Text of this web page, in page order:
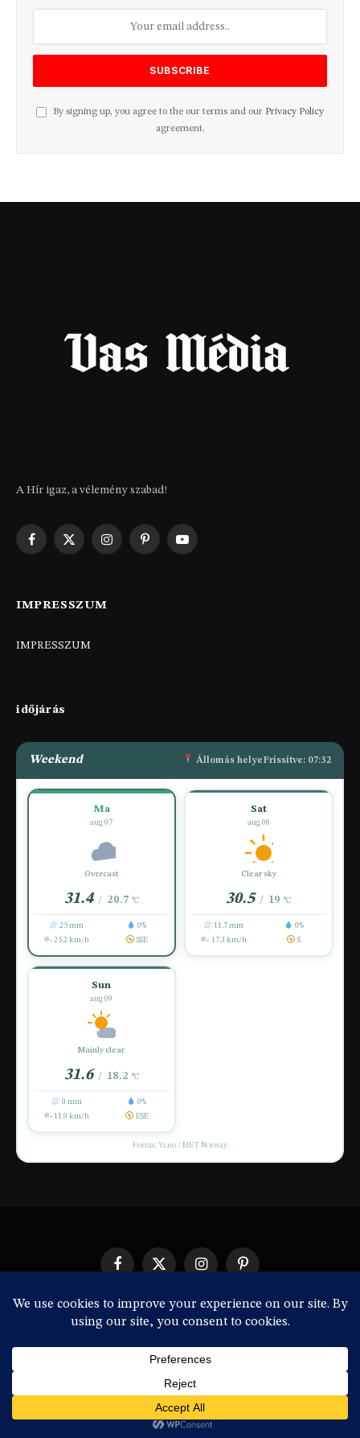
By signing up, you agree to the our terms and our Privacy Policy
agreement.
A Hír igaz, a vélemény szabad!
Facebook
X
InstagramPinterestYouTube
IMPRESSZUM
IMPRESSZUM
időjárás
Weekend Állomás helyeFrissítve: 07:32
Ma
aug 07
Overcast
31.4 / 20.7 °C
25 mm
0%
25.2 km/h
SSE
Sat
aug 08
Clear sky
30.5 / 19 °C
11.7 mm
0%
17.3 km/h
S
Sun
aug 09
Mainly clear
31.6 / 18.2 °C
0 mm
0%
11.9 km/h
ESE
Forrás: Yr.no / MET Norway
FacebookX
InstagramPinterest
IMPRESSZUM
© 2026 ThemeSphere. Designed by